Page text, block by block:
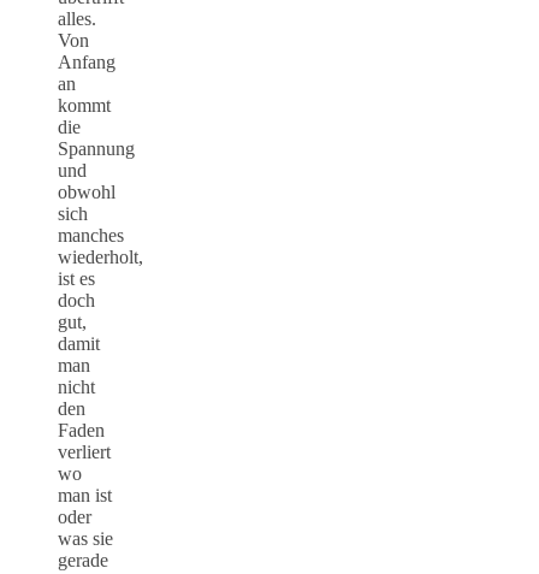
alles.
Von
Anfang
an
kommt
die
Spannung
und
obwohl
sich
manches
wiederholt,
ist es
doch
gut,
damit
man
nicht
den
Faden
verliert
wo
man ist
oder
was sie
gerade